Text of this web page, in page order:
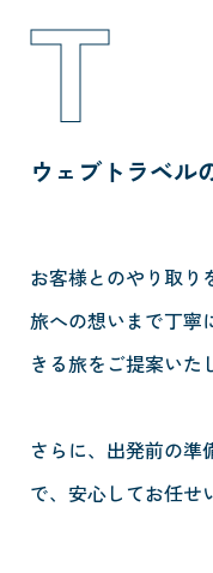
T
ウェブトラベル
お客様とのやり取り
旅への想いまで丁寧
きる旅をご提案いた
さらに、出発前の準
で、安心してお任せ